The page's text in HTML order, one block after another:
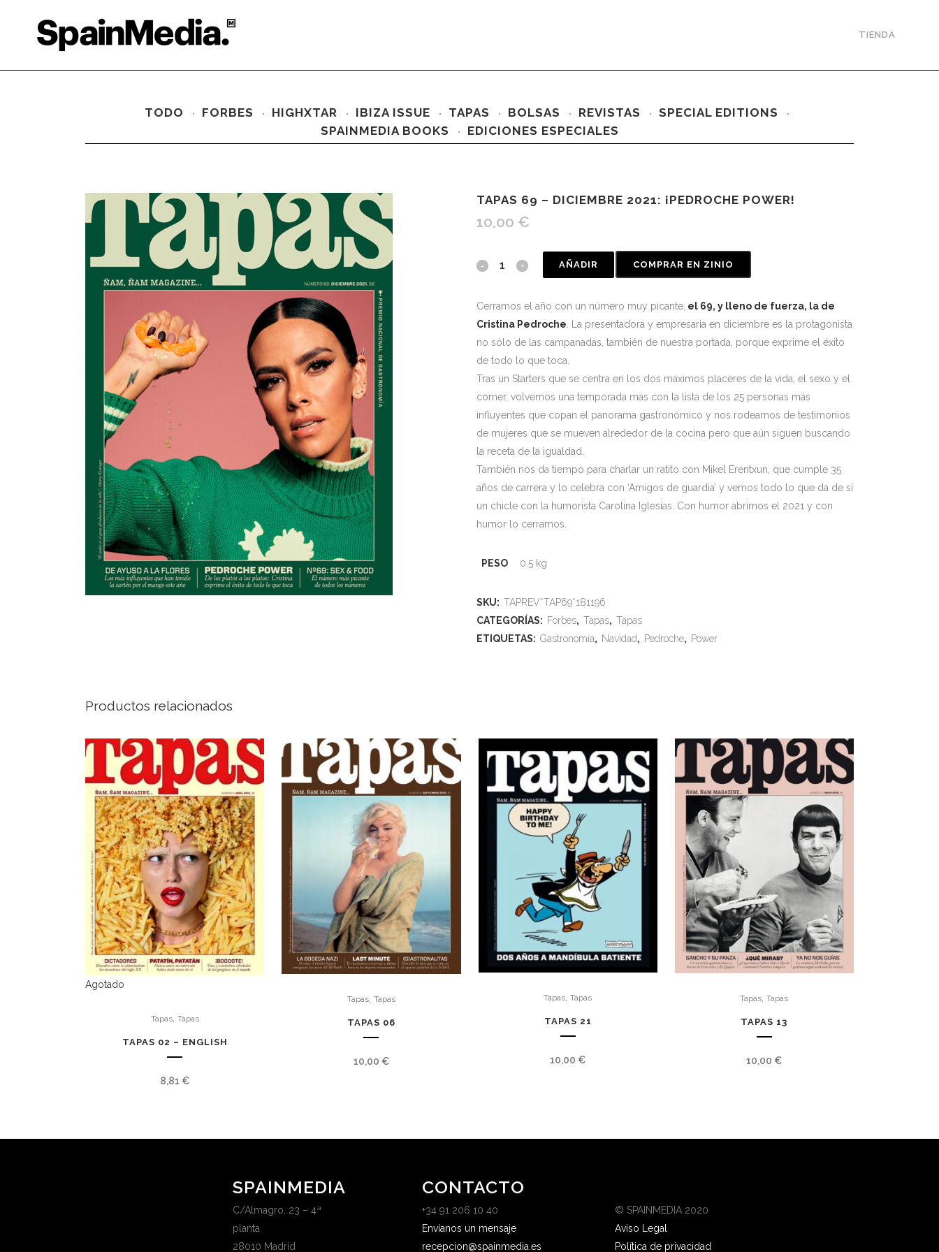
TIENDA
TODO FORBES HIGHXTAR IBIZA ISSUE TAPAS BOLSAS REVISTAS
SPECIAL EDITIONS
SPAINMEDIA BOOKS
EDICIONES ESPECIALES
TAPAS 69 – DICIEMBRE 2021: ¡PEDROCHE POWER!
10,00 €
AÑADIR COMPRAR EN ZINIO
Cerramos el año con un número muy picante, el 69, y lleno de fuerza, la de
Cristina Pedroche . La presentadora y empresaria en diciembre es la protagonista
no sólo de las campanadas, también de nuestra portada, porque exprime el éxito
de todo lo que toca.
Tras un Starters que se centra en los dos máximos placeres de la vida, el sexo y el
comer, volvemos una temporada más con la lista de los 25 personas más
influyentes que copan el panorama gastronómico y nos rodeamos de testimonios
de mujeres que se mueven alrededor de la cocina pero que aún siguen buscando
la receta de la igualdad.
También nos da tiempo para charlar un ratito con Mikel Erentxun, que cumple 35
años de carrera y lo celebra con ‘Amigos de guardia’ y vemos todo lo que da de sí
un chicle con la humorista Carolina Iglesias. Con humor abrimos el 2021 y con
humor lo cerramos.
PESO 0.5 kg
SKU: TAPREV*TAP69*181196
CATEGORÍAS: Forbes, Tapas, Tapas
ETIQUETAS: Gastronomía, Navidad, Pedroche, Power
Productos relacionados
Agotado
Tapas, Tapas
TAPAS 02 – ENGLISH
8,81 €
Tapas, Tapas
TAPAS 06
10,00 €
Tapas ,Tapas
TAPAS 21
10,00 €
Tapas ,Tapas
TAPAS 13
10,00 €
SPAINMEDIA
C/Almagro, 23 – 4ª
planta
28010 Madrid
CONTACTO
+34 91 206 10 40
Envíanos un mensaje
recepcion@spainmedia.es
© SPAINMEDIA 2020
Aviso Legal
Política de privacidad